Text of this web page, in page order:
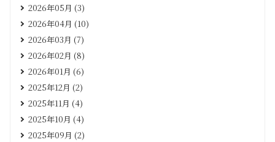
2026年05月 (3)
2026年04月 (10)
2026年03月 (7)
2026年02月 (8)
2026年01月 (6)
2025年12月 (2)
2025年11月 (4)
2025年10月 (4)
2025年09月 (2)